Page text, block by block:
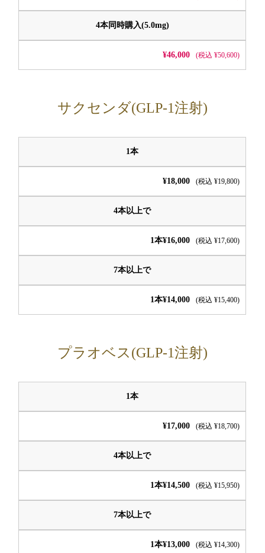
4本同時購入(5.0mg)
¥46,000 (税込 ¥50,600)
サクセンダ(GLP-1注射)
1本
¥18,000 (税込 ¥19,800)
4本以上で
1本¥16,000 (税込 ¥17,600)
7本以上で
1本¥14,000 (税込 ¥15,400)
プラオベス(GLP-1注射)
1本
¥17,000 (税込 ¥18,700)
4本以上で
1本¥14,500 (税込 ¥15,950)
7本以上で
1本¥13,000 (税込 ¥14,300)